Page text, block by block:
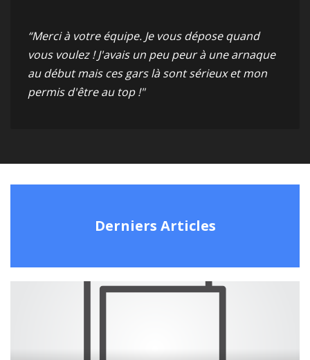
“Merci à votre équipe. Je vous dépose quand
vous voulez ! J'avais un peu peur à une arnaque
au début mais ces gars là sont sérieux et mon
permis d'être au top !"
Derniers Articles